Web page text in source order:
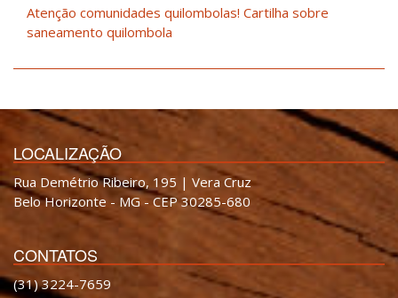
Atenção comunidades quilombolas! Cartilha sobre
saneamento quilombola
LOCALIZAÇÃO
Rua Demétrio Ribeiro, 195 | Vera Cruz
Belo Horizonte - MG - CEP 30285-680
CONTATOS
(31) 3224-7659